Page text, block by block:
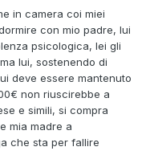
in camera coi miei
con mio padre, lui
psicologica, lei gli
lui, sostenendo di
deve essere mantenuto
non riuscirebbe a
e simili, si compra
mia madre a
che sta per fallire